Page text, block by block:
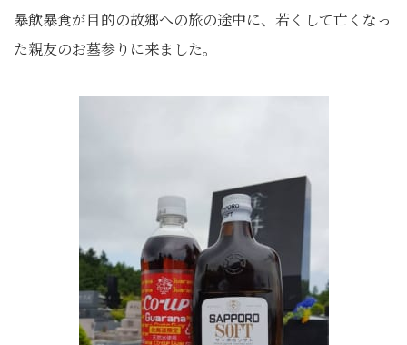
暴飲暴食が目的の故郷への旅の途中に、若くして亡くなっ
た親友のお墓参りに来ました。